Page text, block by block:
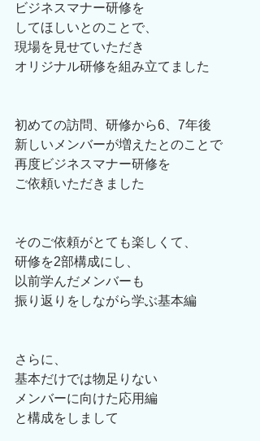
ビジネスマナー研修を
してほしいとのことで、
現場を見せていただき
オリジナル研修を組み立てました
初めての訪問、研修から6、7年後
新しいメンバーが増えたとのことで
再度ビジネスマナー研修を
ご依頼いただきました
そのご依頼がとても楽しくて、
研修を2部構成にし、
以前学んだメンバーも
振り返りをしながら学ぶ基本編
さらに、
基本だけでは物足りない
メンバーに向けた応用編
と構成をしまして